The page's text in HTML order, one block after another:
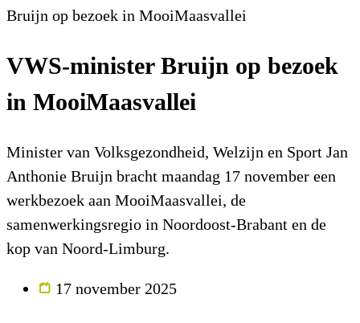
Bruijn op bezoek in MooiMaasvallei
VWS-minister Bruijn op bezoek
in MooiMaasvallei
Minister van Volksgezondheid, Welzijn en Sport Jan
Anthonie Bruijn bracht maandag 17 november een
werkbezoek aan MooiMaasvallei, de
samenwerkingsregio in Noordoost-Brabant en de
kop van Noord-Limburg.
17 november 2025